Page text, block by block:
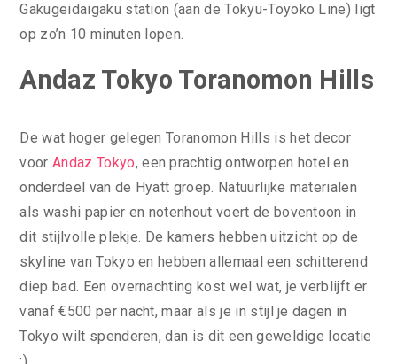
Gakugeidaigaku station (aan de Tokyu-Toyoko Line) ligt
op zo’n 10 minuten lopen.
Andaz Tokyo Toranomon Hills
De wat hoger gelegen Toranomon Hills is het decor
voorAndaz Tokyo, een prachtig ontworpen hotel en
onderdeel van de Hyatt groep. Natuurlijke materialen
als washi papier en notenhout voert de boventoon in
dit stijlvolle plekje. De kamers hebben uitzicht op de
skyline van Tokyo en hebben allemaal een schitterend
diep bad. Een overnachting kost wel wat, je verblijft er
vanaf €500 per nacht, maar als je in stijl je dagen in
Tokyo wilt spenderen, dan is dit een geweldige locatie